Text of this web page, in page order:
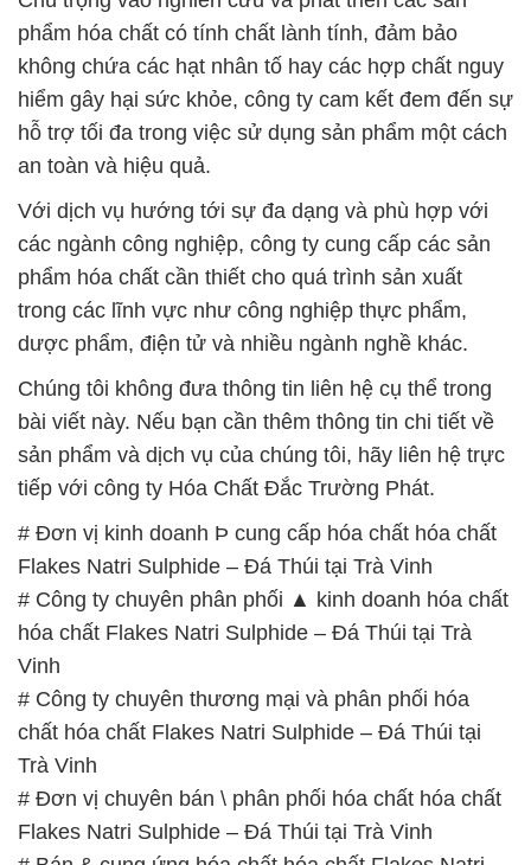
an toàn và hiệu quả.
Với dịch vụ hướng tới sự đa dạng và phù hợp với
các ngành công nghiệp, công ty cung cấp các sản
phẩm hóa chất cần thiết cho quá trình sản xuất
trong các lĩnh vực như công nghiệp thực phẩm,
dược phẩm, điện tử và nhiều ngành nghề khác.
Chúng tôi không đưa thông tin liên hệ cụ thể trong
bài viết này. Nếu bạn cần thêm thông tin chi tiết về
sản phẩm và dịch vụ của chúng tôi, hãy liên hệ trực
tiếp với công ty Hóa Chất Đắc Trường Phát.
# Đơn vị kinh doanh Þ cung cấp hóa chất hóa chất
Flakes Natri Sulphide – Đá Thúi tại Trà Vinh
# Công ty chuyên phân phối ▲ kinh doanh hóa chất
hóa chất Flakes Natri Sulphide – Đá Thúi tại Trà
# Công ty chuyên thương mại và phân phối hóa
chất hóa chất Flakes Natri Sulphide – Đá Thúi tại
Trà Vinh
# Đơn vị chuyên bán \ phân phối hóa chất hóa chất
Flakes Natri Sulphide – Đá Thúi tại Trà Vinh
# Bán & cung ứng hóa chất hóa chất Flakes Natri
Sulphide – Đá Thúi tại Trà Vinh
# Nơi phân phối ( cung ứng ) hóa chất hóa chất
Flakes Natri Sulphide – Đá Thúi tại Trà Vinh
# Nơi bán # thương mại hóa chất hóa chất Flakes